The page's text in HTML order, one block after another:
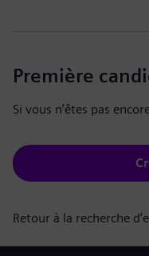
Première
Si vous n’êtes pas
Retour à la recherche